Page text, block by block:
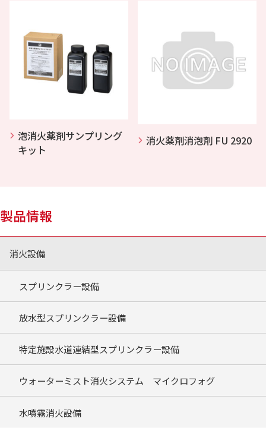
泡消火薬剤サンプリング
キット
消火薬剤消泡剤 FU 2920
製品情報
消火設備
スプリンクラー設備
放水型スプリンクラー設備
特定施設水道連結型スプリンクラー設備
ウォーターミスト消火システム マイクロフォグ
水噴霧消火設備